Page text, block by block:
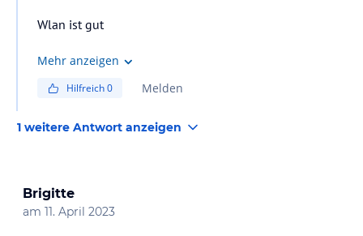
Wlan ist gut
Mehr anzeigen
Hilfreich0 Melden
1 weitere Antwort anzeigen
Brigitte
am 11. April 2023